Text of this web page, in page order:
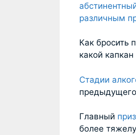
различным
Как бросить
какой
Стадии
Главный
более